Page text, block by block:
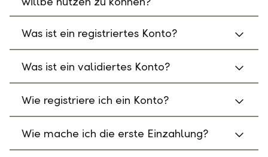
Was ist ein registriertes Konto?
Was ist ein validiertes Konto?
Wie registriere ich ein Konto?
Wie mache ich die erste Einzahlung?